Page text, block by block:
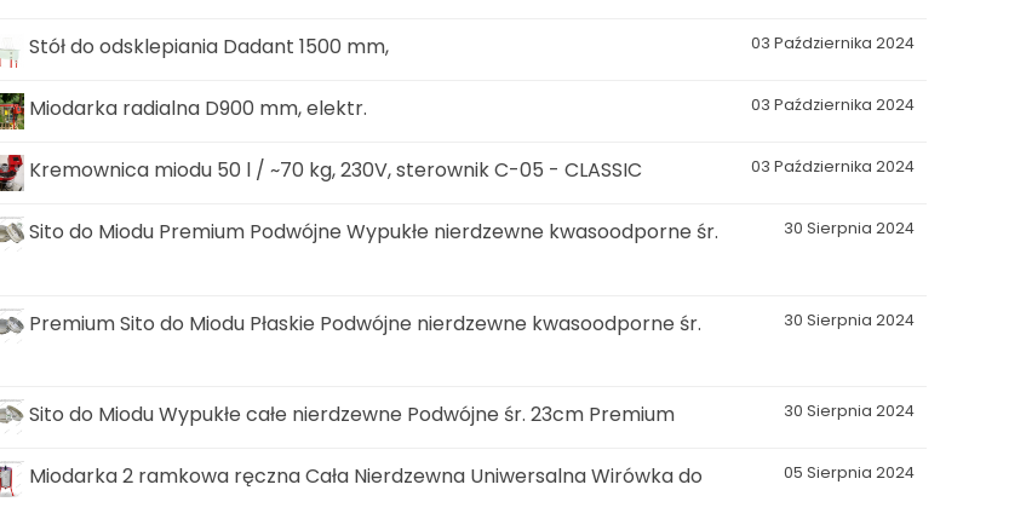
03 Października 2024
Stół do odsklepiania Dadant 1500 mm,
03 Października 2024
Miodarka radialna D900 mm, elektr.
03 Października 2024
Kremownica miodu 50 l / ~70 kg, 230V, sterownik C-05 - CLASSIC
30 Sierpnia 2024
Sito do Miodu Premium Podwójne Wypukłe nierdzewne kwasoodporne śr.
30 Sierpnia 2024
Premium Sito do Miodu Płaskie Podwójne nierdzewne kwasoodporne śr.
30 Sierpnia 2024
Sito do Miodu Wypukłe całe nierdzewne Podwójne śr. 23cm Premium
05 Sierpnia 2024
Miodarka 2 ramkowa ręczna Cała Nierdzewna Uniwersalna Wirówka do